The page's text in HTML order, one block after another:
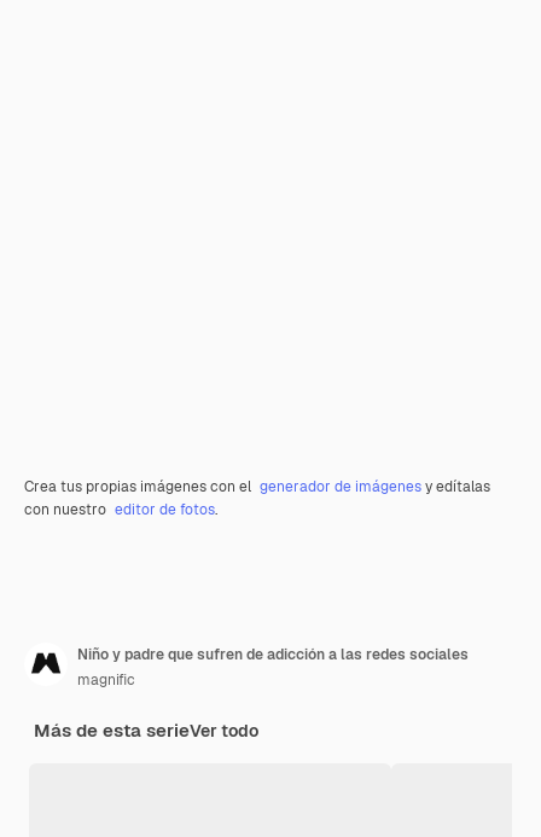
Crea tus propias imágenes con el generador de imágenesy edítalas
con nuestro editor de fotos.
Niño y padre que sufren de adicción a las redes sociales
magnific
Más de esta serieVer todo